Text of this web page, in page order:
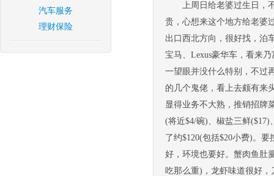
汽车服务
理财保险
上周日给老婆过生日，
贵，心想来这个地方给老婆
出口西北方向，很好找，泊
宝马、Lexus豪华车，看来
一望眼并没什么特别，不过
的几个鬼佬，看上去颇有来
显得业务不大熟，推销招牌
(将近$4/碗)、椒盐三鲜
了约$120(包括$20小费)。
好，环境也要好。蟹肉鱼肚
吃那么重)，龙虾味道很好